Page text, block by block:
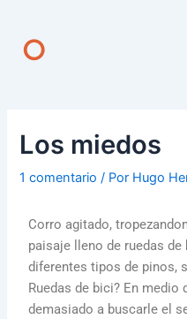
contenido
O
Los miedos
1 comentario / Por Hugo
Corro agitado,
paisaje lleno de ruedas
diferentes tipos de pinos,
Ruedas de bici? En medio
demasiado a buscarle el